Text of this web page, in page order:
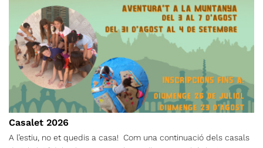
ajuda’ns a crear una nova identitat sobre el terreny.
Casalet 2026
A l’estiu, no et quedis a casa! Com una continuació dels casals